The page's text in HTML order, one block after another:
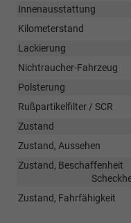
Innenausstattung
Kilometerstand
Lackierung
Nichtraucher-Fahrzeug
Polsterung
Rußpartikelfilter / SCR
Zustand
Zustand, Aussehen
Zustand, Beschaffenheit
Zustand, Fahrfähigkeit